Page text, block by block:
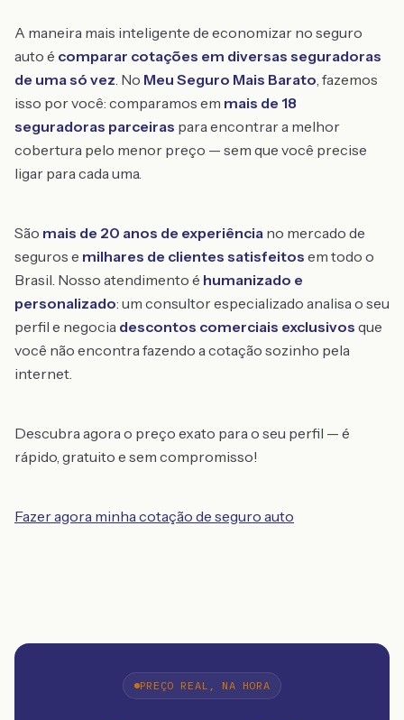
A maneira mais inteligente de economizar no seguro
auto é comparar cotações em diversas seguradoras
de uma só vez. No Meu Seguro Mais Barato, fazemos
isso por você: comparamos em mais de 18
seguradoras parceiras para encontrar a melhor
cobertura pelo menor preço — sem que você precise
ligar para cada uma.
São mais de 20 anos de experiência no mercado de
seguros e milhares de clientes satisfeitos em todo o
Brasil. Nosso atendimento é humanizado e
personalizado: um consultor especializado analisa o seu
perfil e negocia descontos comerciais exclusivos que
você não encontra fazendo a cotação sozinho pela
internet.
Descubra agora o preço exato para o seu perfil — é
rápido, gratuito e sem compromisso!
Fazer agora minha cotação de seguro auto
PREÇO REAL, NA HORA